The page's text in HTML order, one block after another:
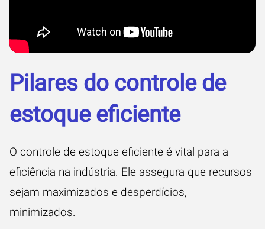
Pilares do controle de
estoque eficiente
O controle de estoque eficiente é vital para a
eficiência na indústria. Ele assegura que recursos
sejam maximizados e desperdícios,
minimizados.